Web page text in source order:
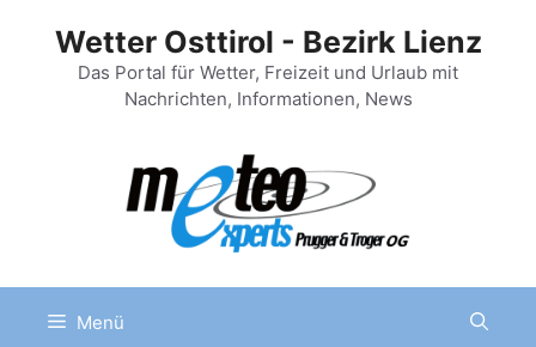
springen
Wetter Osttirol - Bezirk Lienz
Das Portal für Wetter, Freizeit und Urlaub mit
Nachrichten, Informationen, News
Menü